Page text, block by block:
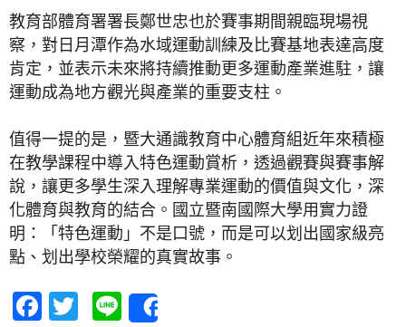
教育部體育署署長鄭世忠也於賽事期間親臨現場視
察，對日月潭作為水域運動訓練及比賽基地表達高度
肯定，並表示未來將持續推動更多運動產業進駐，讓
運動成為地方觀光與產業的重要支柱。
值得一提的是，暨大通識教育中心體育組近年來積極
在教學課程中導入特色運動賞析，透過觀賽與賽事解
說，讓更多學生深入理解專業運動的價值與文化，深
化體育與教育的結合。國立暨南國際大學用實力證
明：「特色運動」不是口號，而是可以划出國家級亮
點、划出學校榮耀的真實故事。
Facebook
Twitter
Line